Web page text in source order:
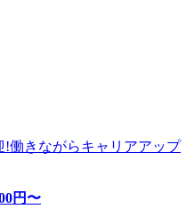
きながらキャリアアップ
円〜